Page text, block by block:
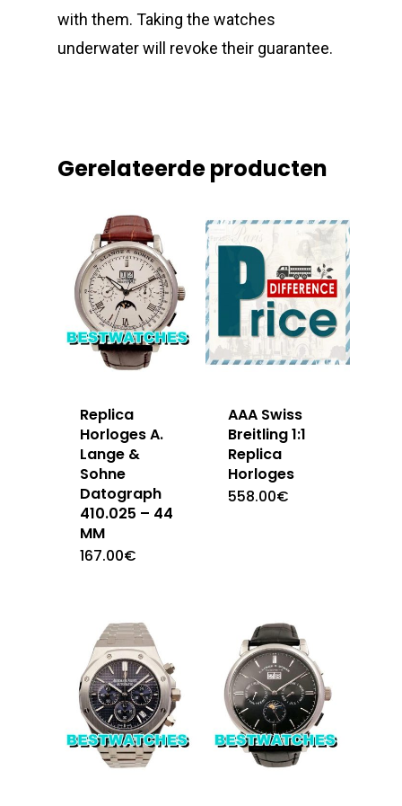
with them. Taking the watches
underwater will revoke their guarantee.
Gerelateerde producten
Replica
Horloges A.
Lange &
Sohne
Datograph
410.025 – 44
MM
167.00€
AAA Swiss
Breitling 1:1
Replica
Horloges
558.00€